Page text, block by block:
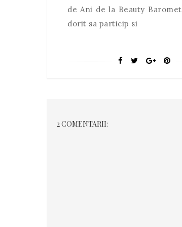
de Ani de la Beauty
dorit sa particip si
2 COMENTARII: